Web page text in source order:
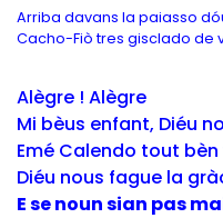
Arriba davans la paiasso
Cacho-Fiò tres gisclado de
Alègre ! Alègre
Mi bèus enfant, Diéu
Emé Calendo tout bèn
Diéu nous fague la
E se noun sian pas